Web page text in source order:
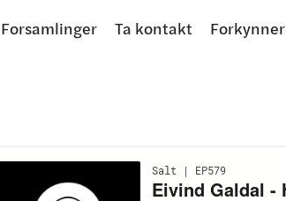
Forsamlinger Ta kontakt